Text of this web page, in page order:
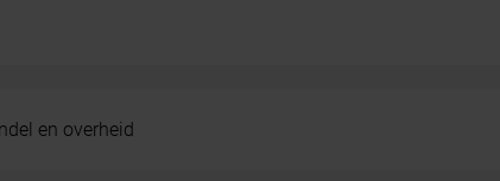
en overheid